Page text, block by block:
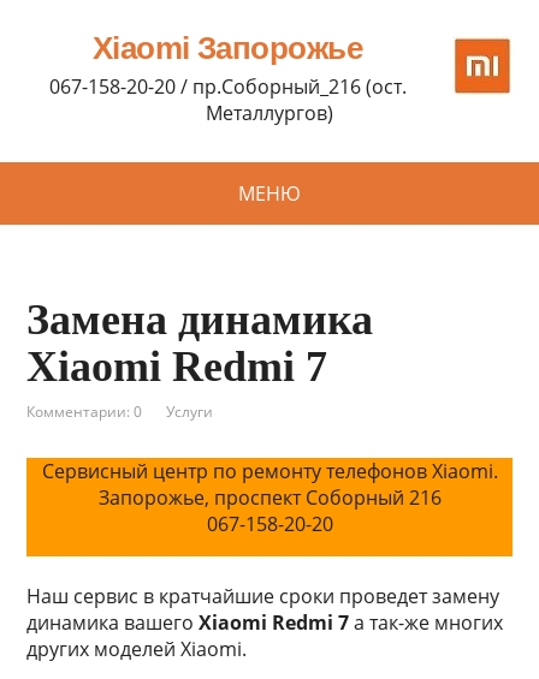
Xiaomi Запорожье
067-158-20-20 / пр.Соборный_216 (ост.
Металлургов)
МЕНЮ
Замена динамика
Xiaomi Redmi 7
Комментарии: 0 Услуги
Сервисный центр по ремонту телефонов Xiaomi.
Запорожье, проспект Соборный 216
067-158-20-20
Наш сервис в кратчайшие сроки проведет замену
динамика вашегоXiaomi Redmi 7а так-же многих
других моделей Xiaomi.